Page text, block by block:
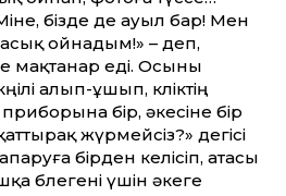
бізде де ауыл бар! Мен
ойнадым!» – деп,
мақтанар еді. Осыны
алып-ұшып, көліктің
бір, әкесіне бір
жүрмейсіз?» дегісі
бірден келісіп, атасы
бөлегені үшін әкеге